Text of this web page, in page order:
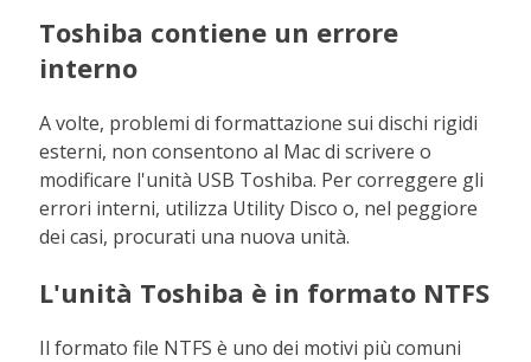
Toshiba contiene un errore
interno
A volte, problemi di formattazione sui dischi rigidi
esterni, non consentono al Mac di scrivere o
modificare l'unità USB Toshiba. Per correggere gli
errori interni, utilizza Utility Disco o, nel peggiore
dei casi, procurati una nuova unità.
L'unità Toshiba è in formato NTFS
Il formato file NTFS è uno dei motivi più comuni